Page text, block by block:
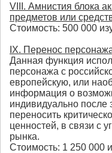
VIII. Амнистия блока
предметов или
Стоимость: 500 000
IX. Перенос
Данная функция
персонажа с
европейскую, или
информация о
индивидуально после
переносить
ценностей, в связи с
рынка.
Стоимость: 1 250 000